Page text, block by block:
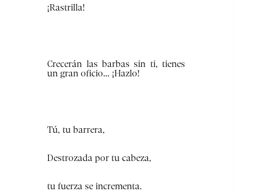
¡Rastrilla!
Crecerán las barbas sin ti, tienes
un gran oficio… ¡Hazlo!
Tú, tu barrera,
Destrozada por tu cabeza,
tu fuerza se incrementa.